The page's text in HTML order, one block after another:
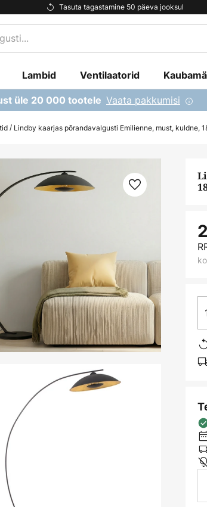
Tasuta tagastamine 50 päeva jooksul
Lambid Ventilaatorid
üle 20 000 tootele Vaata pakkumisi
Lindby kaarjas põrandavalgusti Emilienne, must, kuldne,